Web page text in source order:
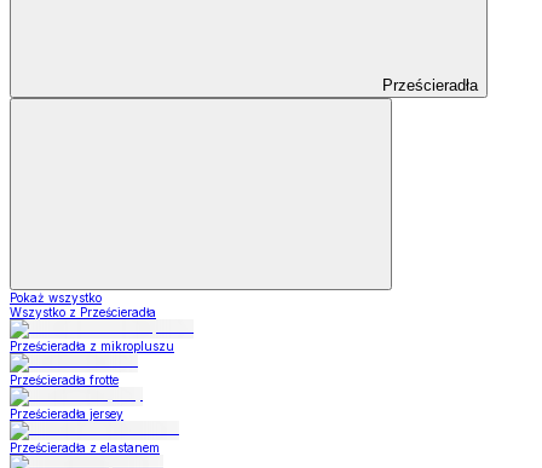
Prześcieradła
Pokaż wszystko
Wszystko z Prześcieradła
Prześcieradła z mikropluszu
Prześcieradła frotte
Prześcieradła jersey
Prześcieradła z elastanem